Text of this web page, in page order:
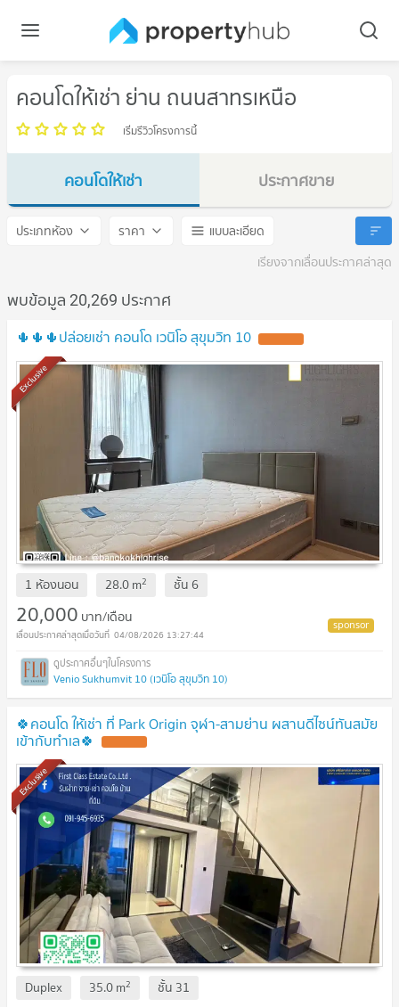
คอนโดให้เช่า ย่าน ถนนสาทรเหนือ
เริ่มรีวิวโครงการนี้
คอนโดให้เช่า
ถนนสาทรเหนือ
ประกาศขาย
ถนนสาทรเหนือ
ประเภทห้อง ราคา
แบบละเอียด
เรียงจากเลื่อนประกาศล่าสุด
พบข้อมูล 20,269 ประกาศ
🌵🌵🌵ปล่อยเช่า คอนโด เวนิโอ สุขุมวิท 10
Exclusive
1 ห้องนอน 28.0m2 ชั้น 6
20,000 บาท/เดือน
04/08/2026 13:27:44
Venio Sukhumvit 10 (เวนิโอ สุขุมวิท 10)
🍀คอนโด ให้เช่า ที่ Park Origin จุฬา-สามย่าน ผสานดีไซน์ทันสมัย
เข้ากับทำเล🍀
Exclusive
Duplex 35.0m2 ชั้น 31